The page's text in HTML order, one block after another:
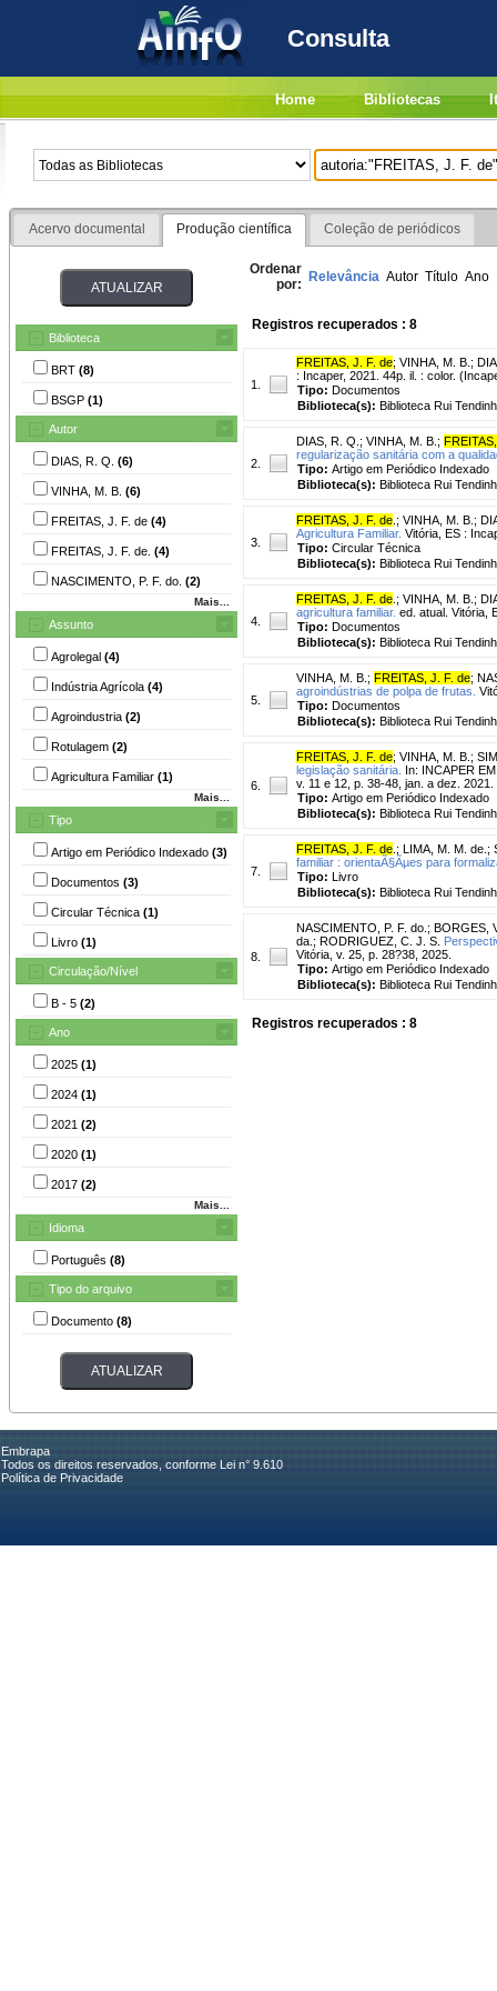
Consulta
Home Bibliotecas
Acervo documental Produção científica Coleção de periódicos
Biblioteca
BRT (8)
BSGP (1)
Autor
DIAS, R. Q. (6)
VINHA, M. B. (6)
FREITAS, J. F. de (4)
FREITAS, J. F. de. (4)
NASCIMENTO, P. F. do. (2)
Mais...
Assunto
Agrolegal (4)
Indústria Agrícola (4)
Agroindustria (2)
Rotulagem (2)
Agricultura Familiar (1)
Mais...
Tipo
Artigo em Periódico Indexado (3)
Documentos (3)
Circular Técnica (1)
Livro (1)
Circulação/Nível
B - 5 (2)
Ano
2025 (1)
2024 (1)
2021 (2)
2020 (1)
2017 (2)
Mais...
Idioma
Português (8)
Tipo do arquivo
Documento (8)
Ordenar
por: Relevância Autor Título Ano
Registros recuperados : 8
1.
FREITAS, J. F. de; VINHA, M. B. ;
: Incaper, 2021. 44p. il. : color.
Tipo: Documentos
Biblioteca(s): Biblioteca Rui
2.
DIAS, R. Q. ; VINHA, M. B. ;
regularização sanitária com a
Tipo: Artigo em Periódico Indexado
Biblioteca(s): Biblioteca Rui
3.
FREITAS, J. F. de ; VINHA, M. B. ;
Agricultura Familiar. Vitória, ES :
Tipo: Circular Técnica
Biblioteca(s): Biblioteca Rui
4.
FREITAS, J. F. de ; VINHA, M. B. ;
agricultura familiar. ed. atual. Vitória,
Tipo: Documentos
Biblioteca(s): Biblioteca Rui
5.
VINHA, M. B. ; FREITAS, J. F. de;
agroindústrias de polpa de frutas.
Tipo: Documentos
Biblioteca(s): Biblioteca Rui
6.
FREITAS, J. F. de; VINHA, M. B. ;
legislação sanitária. In: INCAPER
v. 11 e 12, p. 38-48, jan. a dez. 2021.
Tipo: Artigo em Periódico Indexado
Biblioteca(s): Biblioteca Rui
7.
FREITAS, J. F. de ; LIMA, M. M. de. ;
familiar : orientaÃ§Ãµes para
Tipo: Livro
Biblioteca(s): Biblioteca Rui
8.
NASCIMENTO, P. F. do. ; BORGES,
da. ; RODRIGUEZ, C. J. S.
Vitória, v. 25, p. 28?38, 2025.
Tipo: Artigo em Periódico Indexado
Biblioteca(s): Biblioteca Rui
Registros recuperados : 8
Embrapa
Todos os direitos reservados, conforme Lei n° 9.610
Política de Privacidade